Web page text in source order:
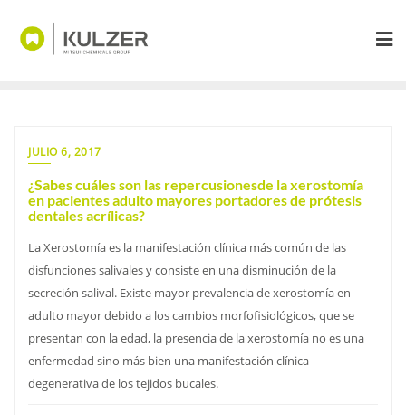
contenido
JULIO 6, 2017
¿Sabes cuáles son las repercusionesde la xerostomía
en pacientes adulto mayores portadores de prótesis
dentales acrílicas?
La Xerostomía es la manifestación clínica más común de las
disfunciones salivales y consiste en una disminución de la
secreción salival. Existe mayor prevalencia de xerostomía en
adulto mayor debido a los cambios morfofisiológicos, que se
presentan con la edad, la presencia de la xerostomía no es una
enfermedad sino más bien una manifestación clínica
degenerativa de los tejidos bucales.